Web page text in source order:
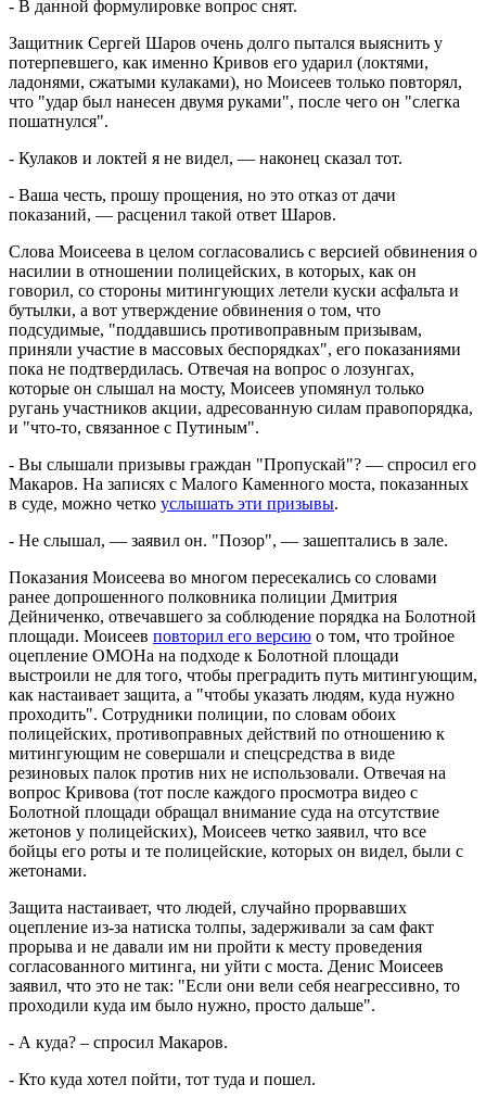
- В данной формулировке вопрос снят.
Защитник Сергей Шаров очень долго пытался выяснить у
потерпевшего, как именно Кривов его ударил (локтями,
ладонями, сжатыми кулаками), но Моисеев только повторял,
что "удар был нанесен двумя руками", после чего он "слегка
пошатнулся".
- Кулаков и локтей я не видел, — наконец сказал тот.
- Ваша честь, прошу прощения, но это отказ от дачи
показаний, — расценил такой ответ Шаров.
Слова Моисеева в целом согласовались с версией обвинения о
насилии в отношении полицейских, в которых, как он
говорил, со стороны митингующих летели куски асфальта и
бутылки, а вот утверждение обвинения о том, что
подсудимые, "поддавшись противоправным призывам,
приняли участие в массовых беспорядках", его показаниями
пока не подтвердилась. Отвечая на вопрос о лозунгах,
которые он слышал на мосту, Моисеев упомянул только
ругань участников акции, адресованную силам правопорядка,
и "что-то, связанное с Путиным".
- Вы слышали призывы граждан "Пропускай"? — спросил его
Макаров. На записях с Малого Каменного моста, показанных
в суде, можно четко услышать эти призывы.
- Не слышал, — заявил он. "Позор", — зашептались в зале.
Показания Моисеева во многом пересекались со словами
ранее допрошенного полковника полиции Дмитрия
Дейниченко, отвечавшего за соблюдение порядка на Болотной
площади. Моисеев повторил его версию о том, что тройное
оцепление ОМОНа на подходе к Болотной площади
выстроили не для того, чтобы преградить путь митингующим,
как настаивает защита, а "чтобы указать людям, куда нужно
проходить". Сотрудники полиции, по словам обоих
полицейских, противоправных действий по отношению к
митингующим не совершали и спецсредства в виде
резиновых палок против них не использовали. Отвечая на
вопрос Кривова (тот после каждого просмотра видео с
Болотной площади обращал внимание суда на отсутствие
жетонов у полицейских), Моисеев четко заявил, что все
бойцы его роты и те полицейские, которых он видел, были с
жетонами.
Защита настаивает, что людей, случайно прорвавших
оцепление из-за натиска толпы, задерживали за сам факт
прорыва и не давали им ни пройти к месту проведения
согласованного митинга, ни уйти с моста. Денис Моисеев
заявил, что это не так: "Если они вели себя неагрессивно, то
проходили куда им было нужно, просто дальше".
- А куда? – спросил Макаров.
- Кто куда хотел пойти, тот туда и пошел.